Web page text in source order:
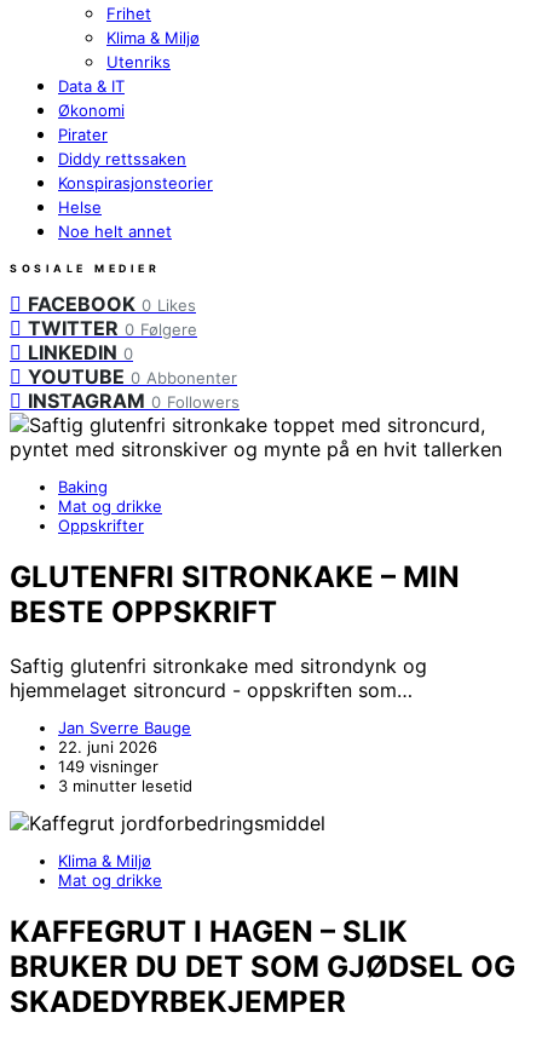
Frihet
Klima & Miljø
Utenriks
Data & IT
Økonomi
Pirater
Diddy rettssaken
Konspirasjonsteorier
Helse
Noe helt annet
SOSIALE MEDIER
FACEBOOK 0 Likes
TWITTER 0 Følgere
LINKEDIN 0
YOUTUBE 0 Abbonenter
INSTAGRAM 0 Followers
Baking
Mat og drikke
Oppskrifter
GLUTENFRI SITRONKAKE – MIN
BESTE OPPSKRIFT
Saftig glutenfri sitronkake med sitrondynk og
hjemmelaget sitroncurd - oppskriften som…
Jan Sverre Bauge
22. juni 2026
149 visninger
3 minutter lesetid
Klima & Miljø
Mat og drikke
KAFFEGRUT I HAGEN – SLIK
BRUKER DU DET SOM GJØDSEL OG
SKADEDYRBEKJEMPER